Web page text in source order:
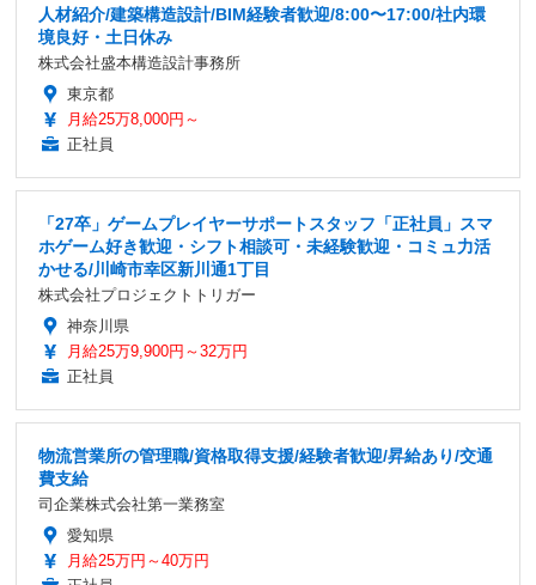
人材紹介/建築構造設計/BIM経験者歓迎/8:00〜17:00/社内環
境良好・土日休み
株式会社盛本構造設計事務所
東京都
月給25万8,000円～
正社員
「27卒」ゲームプレイヤーサポートスタッフ「正社員」スマ
ホゲーム好き歓迎・シフト相談可・未経験歓迎・コミュ力活
かせる/川崎市幸区新川通1丁目
株式会社プロジェクトトリガー
神奈川県
月給25万9,900円～32万円
正社員
物流営業所の管理職/資格取得支援/経験者歓迎/昇給あり/交通
費支給
司企業株式会社第一業務室
愛知県
月給25万円～40万円